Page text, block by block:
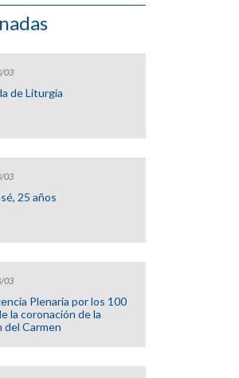
03
de Liturgia
03
25 años
03
Plenaria por los 100
la coronación de la
del Carmen